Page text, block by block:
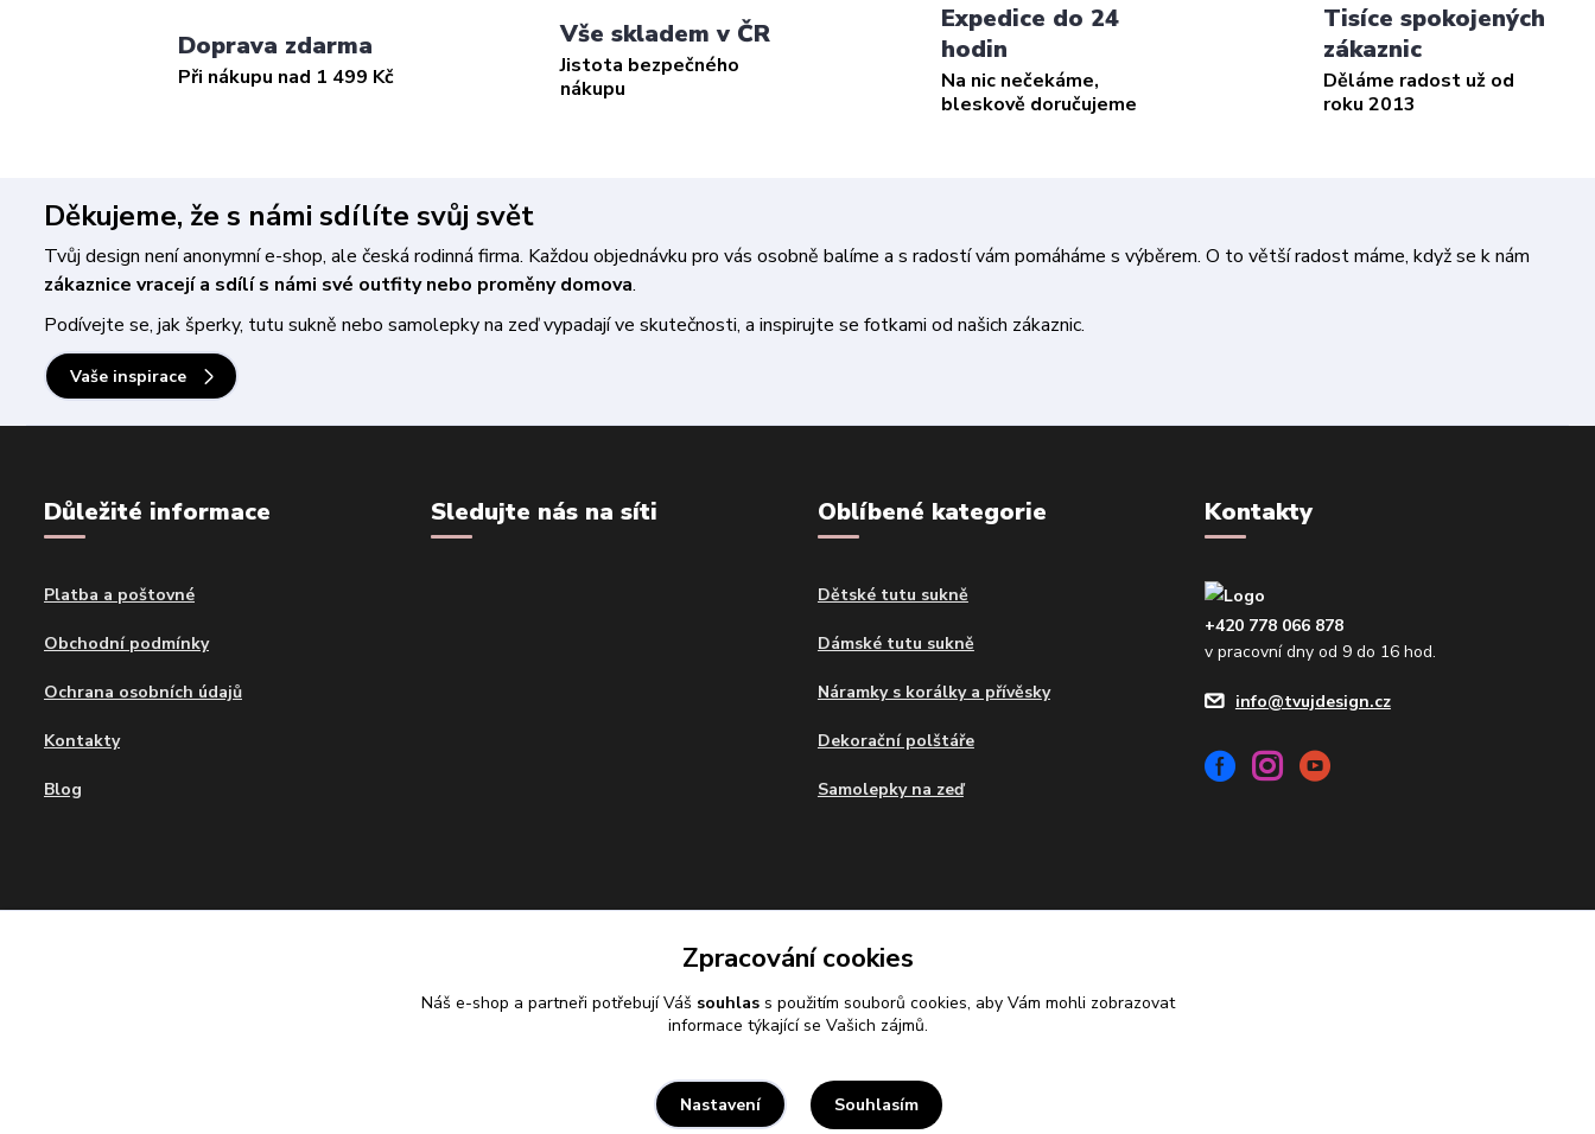
Doprava zdarma
Při nákupu nad 1 499 Kč
Vše skladem v ČR
Jistota bezpečného
nákupu
Expedice do 24
hodin
Na nic nečekáme,
bleskově doručujeme
Tisíce spokojených
zákaznic
Děláme radost už od
roku 2013
Děkujeme, že s námi sdílíte svůj svět
Tvůj design není anonymní e-shop, ale česká rodinná firma. Každou objednávku pro vás osobně balíme a s radostí vám pomáháme s výběrem. O to větší radost máme, když se k nám
zákaznice vracejí a sdílí s námi své outfity nebo proměny domova.
Podívejte se, jak šperky, tutu sukně nebo samolepky na zeď vypadají ve skutečnosti, a inspirujte se fotkami od našich zákaznic.
Vaše inspirace
Důležité informace
Platba a poštovné
Obchodní podmínky
Ochrana osobních údajů
Kontakty
Blog
Sledujte nás na síti Oblíbené kategorie
Dětské tutu sukně
Dámské tutu sukně
Náramky s korálky a přívěsky
Dekorační polštáře
Samolepky na zeď
Kontakty
+420 778 066 878
v pracovní dny od 9 do 16 hod.
info@tvujdesign.cz
Zpracování cookies
Náš e-shop a partneři potřebují Váš souhlass použitím souborů cookies, aby Vám mohli zobrazovat
informace týkající se Vašich zájmů.
Nastavení Souhlasím